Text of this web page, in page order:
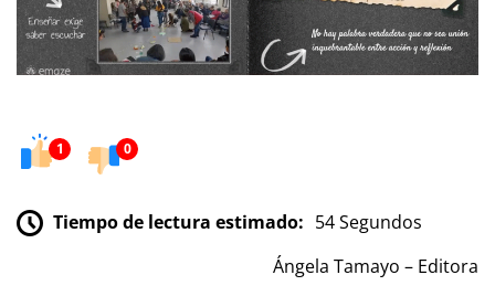
1 0
Tiempo de lectura estimado: 54 Segundos
Ángela Tamayo – Editora